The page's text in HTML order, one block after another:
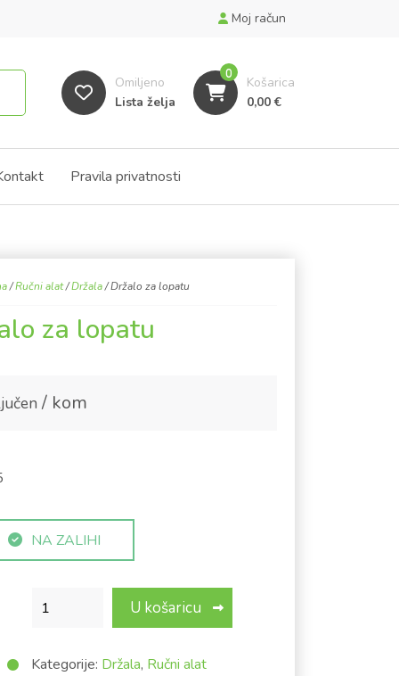
Moj račun
Omiljeno
Lista želja
0
Košarica
0,00€
Pravila privatnosti
/Ručni alat/Držala/ Držalo za lopatu
za lopatu
/ kom
NA ZALIHI
Držalo za lopatu količina
U košaricu
Kategorije: Držala, Ručni alat